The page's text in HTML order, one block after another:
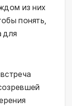
из них
понять,
для